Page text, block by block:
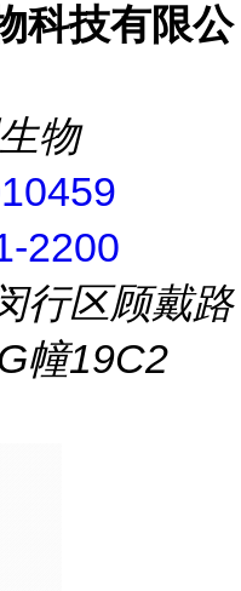
科技有限公
物
2200
行区顾戴路
幢19C2